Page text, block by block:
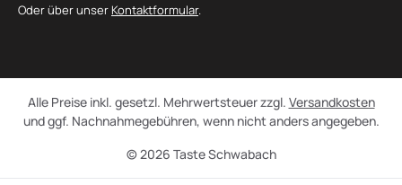
Oder über unser Kontaktformular.
© 2026 Taste Schwabach
Alle Preise inkl. gesetzl. Mehrwertsteuer zzgl. Versandkosten
und ggf. Nachnahmegebühren, wenn nicht anders angegeben.